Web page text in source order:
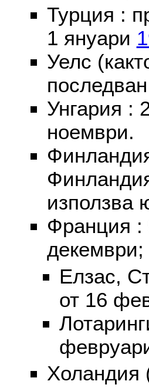
Турция :
1 януари
Уелс
Унгария :
ноември.
използва
Франция :
декември;
Елзас,
от 16
Холандия